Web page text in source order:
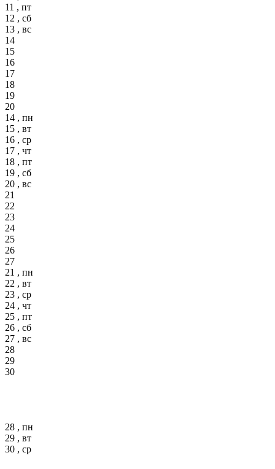
11 , пт
12 , сб
13 , вс
14
15
16
17
18
19
20
14 , пн
15 , вт
16 , ср
17 , чт
18 , пт
19 , сб
20 , вс
21
22
23
24
25
26
27
21 , пн
22 , вт
23 , ср
24 , чт
25 , пт
26 , сб
27 , вс
28
29
30
28 , пн
29 , вт
30 , ср